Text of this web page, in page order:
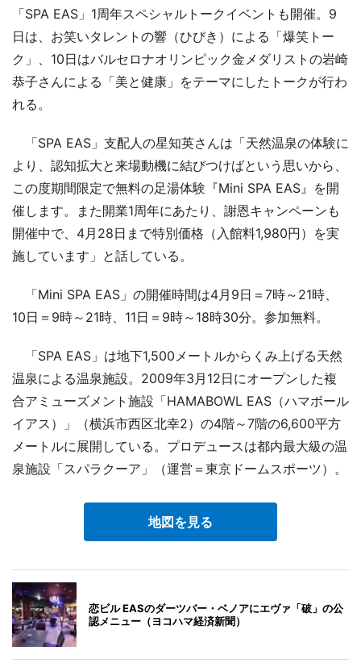
「SPA EAS」1周年スペシャルトークイベントも開催。9
日は、お笑いタレントの響（ひびき）による「爆笑トー
ク」、10日はバルセロナオリンピック金メダリストの岩崎
恭子さんによる「美と健康」をテーマにしたトークが行わ
れる。
「SPA EAS」支配人の星知英さんは「天然温泉の体験に
より、認知拡大と来場動機に結びつけばという思いから、
この度期間限定で無料の足湯体験『Mini SPA EAS』を開
催します。また開業1周年にあたり、謝恩キャンペーンも
開催中で、4月28日まで特別価格（入館料1,980円）を実
施しています」と話している。
「Mini SPA EAS」の開催時間は4月9日＝7時～21時、
10日＝9時～21時、11日＝9時～18時30分。参加無料。
「SPA EAS」は地下1,500メートルからくみ上げる天然
温泉による温泉施設。2009年3月12日にオープンした複
合アミューズメント施設「HAMABOWL EAS（ハマボール
イアス）」（横浜市西区北幸2）の4階～7階の6,600平方
メートルに展開している。プロデュースは都内最大級の温
泉施設「スパラクーア」（運営＝東京ドームスポーツ）。
地図を見る
恋ビル EASのダーツバー・ベノアにエヴァ「破」の公
認メニュー（ヨコハマ経済新聞）